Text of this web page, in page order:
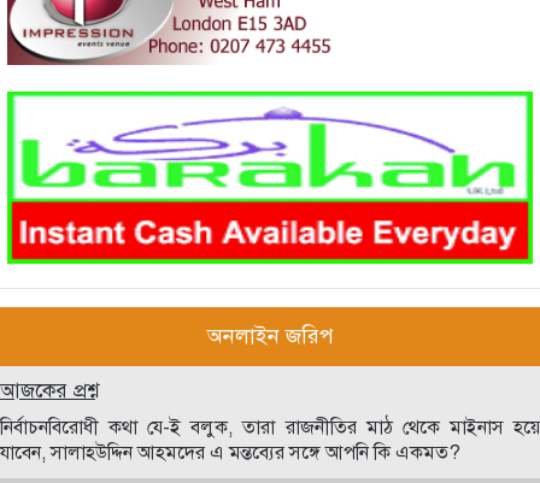
অনলাইন জরিপ
আজকের প্রশ্ন
নির্বাচনবিরোধী কথা যে-ই বলুক, তারা রাজনীতির মাঠ থেকে মাইনাস হয়ে
যাবেন, সালাহউদ্দিন আহমদের এ মন্তব্যের সঙ্গে আপনি কি একমত?